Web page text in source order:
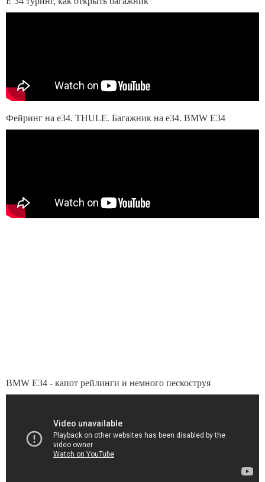
Фейринг на е34. THULE. Багажник на е34. BMW E34
BMW E34 - капот рейлинги и немного пескоструя